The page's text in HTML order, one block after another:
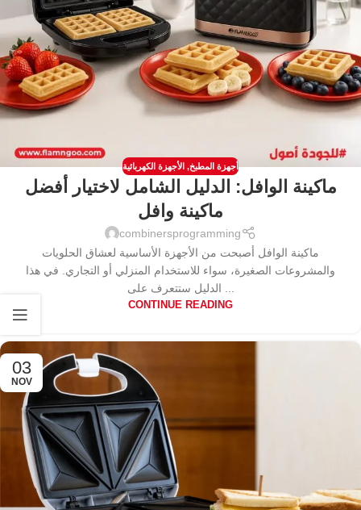
أجهزة المطبخ, الأجهزة الكهربائية
ماكينة الوافل: الدليل الشامل لاختيار أفضل
ماكينة وافل
combinersprogramming
ماكينة الوافل أصبحت من الأجهزة الأساسية لعشاق الحلويات
والمشروعات الصغيرة، سواء للاستخدام المنزلي أو التجاري. في هذا
CONTINUE READING
03
NOV